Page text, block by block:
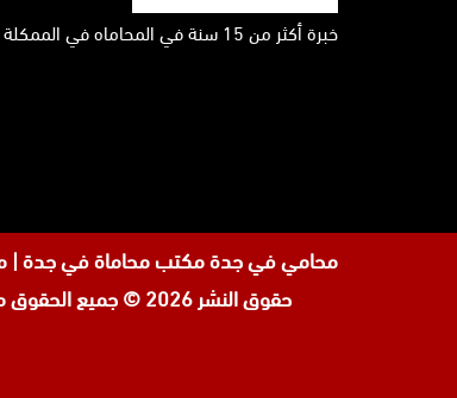
خبرة أكثر من 15 سنة في المحاماه في الممكلة العربية السعودية ...
محامي في جدةمكتب محاماة في جدة | مؤيد آل إسحاق \ لحجز
حقوق النشر 2026 © جميع الحقوق محفوظة لدى